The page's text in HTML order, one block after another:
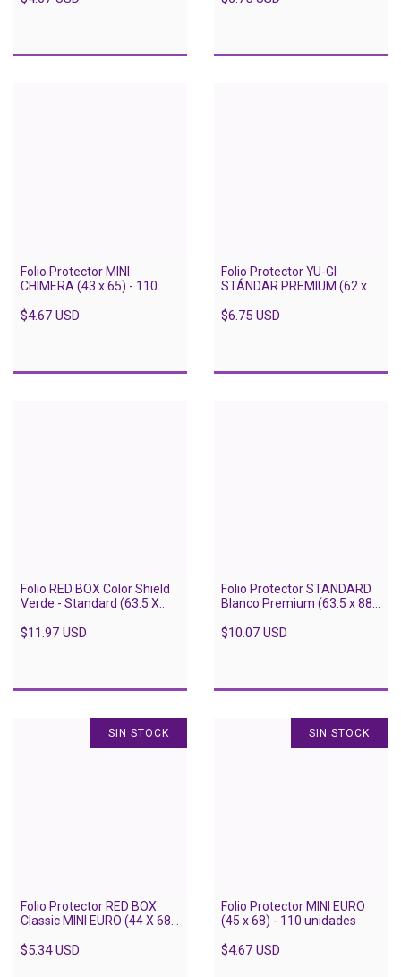
Folio Protector MINI
CHIMERA (43 x 65) - 110
$4.67 USD
Folio Protector YU-GI
STÁNDAR PREMIUM (62 x
$6.75 USD
Folio RED BOX Color Shield
Verde - Standard (63.5 X
$11.97 USD
Folio Protector STANDARD
Blanco Premium (63.5 x 88)
$10.07 USD
SIN STOCK
Folio Protector RED BOX
Classic MINI EURO (44 X 68)
$5.34 USD
SIN STOCK
Folio Protector MINI EURO
(45 x 68) - 110 unidades
$4.67 USD